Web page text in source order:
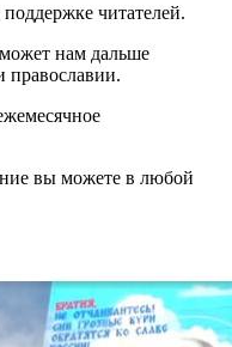
читателей.
нам дальше
православии.
вы можете в любой